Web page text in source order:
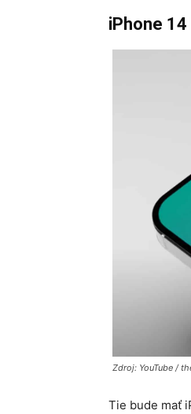
iPhone
Zdroj: YouTube /
Tie bude mať